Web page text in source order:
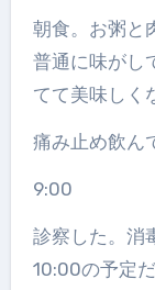
朝食。お粥と
普通に味がし
てて美味しく
痛み止め飲ん
9:00
診察した。消
10:00の予定